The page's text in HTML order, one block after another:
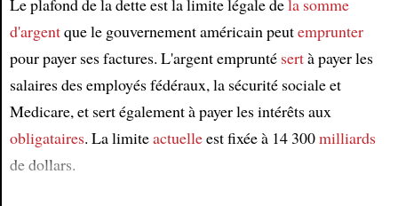
Le plafond de la dette est la limite légale dela somme
d'argentque le gouvernement américain peutemprunter
pour payer ses factures. L'argent emprunté sertà payer les
salaires des employés fédéraux, la sécurité sociale et
Medicare, et sert également à payer les intérêts aux
obligataires. La limiteactuelleest fixée à 14 300milliards
de dollars.